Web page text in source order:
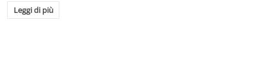
Leggi di più